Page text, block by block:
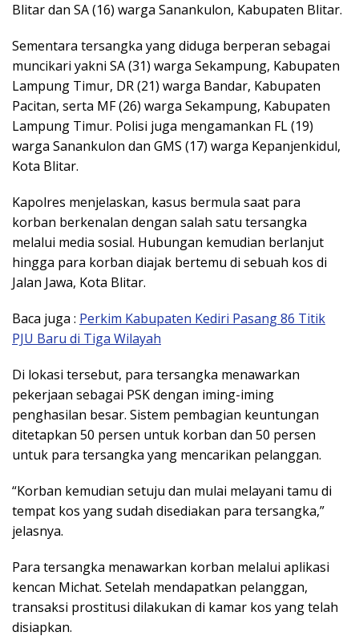
Blitar dan SA (16) warga Sanankulon, Kabupaten Blitar.
Sementara tersangka yang diduga berperan sebagai
muncikari yakni SA (31) warga Sekampung, Kabupaten
Lampung Timur, DR (21) warga Bandar, Kabupaten
Pacitan, serta MF (26) warga Sekampung, Kabupaten
Lampung Timur. Polisi juga mengamankan FL (19)
warga Sanankulon dan GMS (17) warga Kepanjenkidul,
Kota Blitar.
Kapolres menjelaskan, kasus bermula saat para
korban berkenalan dengan salah satu tersangka
melalui media sosial. Hubungan kemudian berlanjut
hingga para korban diajak bertemu di sebuah kos di
Jalan Jawa, Kota Blitar.
Baca juga : Perkim Kabupaten Kediri Pasang 86 Titik
PJU Baru di Tiga Wilayah
Di lokasi tersebut, para tersangka menawarkan
pekerjaan sebagai PSK dengan iming-iming
penghasilan besar. Sistem pembagian keuntungan
ditetapkan 50 persen untuk korban dan 50 persen
untuk para tersangka yang mencarikan pelanggan.
“Korban kemudian setuju dan mulai melayani tamu di
tempat kos yang sudah disediakan para tersangka,”
jelasnya.
Para tersangka menawarkan korban melalui aplikasi
kencan Michat. Setelah mendapatkan pelanggan,
transaksi prostitusi dilakukan di kamar kos yang telah
disiapkan.